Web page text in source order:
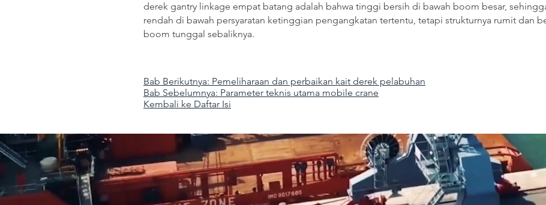
derek gantry linkage empat batang adalah bahwa tinggi bersih di bawah boom besar,
rendah di bawah persyaratan ketinggian pengangkatan tertentu, tetapi strukturnya rumit dan
boom tunggal sebaliknya.
Bab Berikutnya: Pemeliharaan dan perbaikan kait derek pelabuhan
Bab Sebelumnya: Parameter teknis utama mobile crane
Kembali ke Daftar Isi